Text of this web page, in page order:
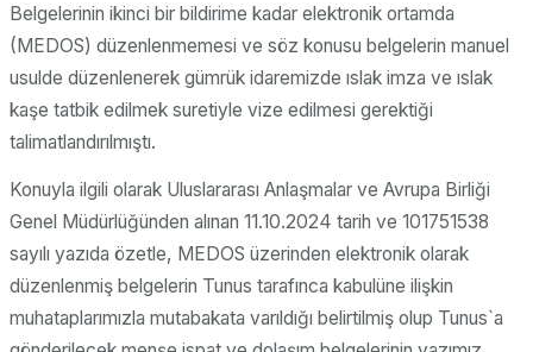
Belgelerinin ikinci bir bildirime kadar elektronik ortamda
(MEDOS) düzenlenmemesi ve söz konusu belgelerin manuel
usulde düzenlenerek gümrük idaremizde ıslak imza ve ıslak
kaşe tatbik edilmek suretiyle vize edilmesi gerektiği
talimatlandırılmıştı.
Konuyla ilgili olarak Uluslararası Anlaşmalar ve Avrupa Birliği
Genel Müdürlüğünden alınan 11.10.2024 tarih ve 101751538
sayılı yazıda özetle, MEDOS üzerinden elektronik olarak
düzenlenmiş belgelerin Tunus tarafınca kabulüne ilişkin
muhataplarımızla mutabakata varıldığı belirtilmiş olup Tunus`a